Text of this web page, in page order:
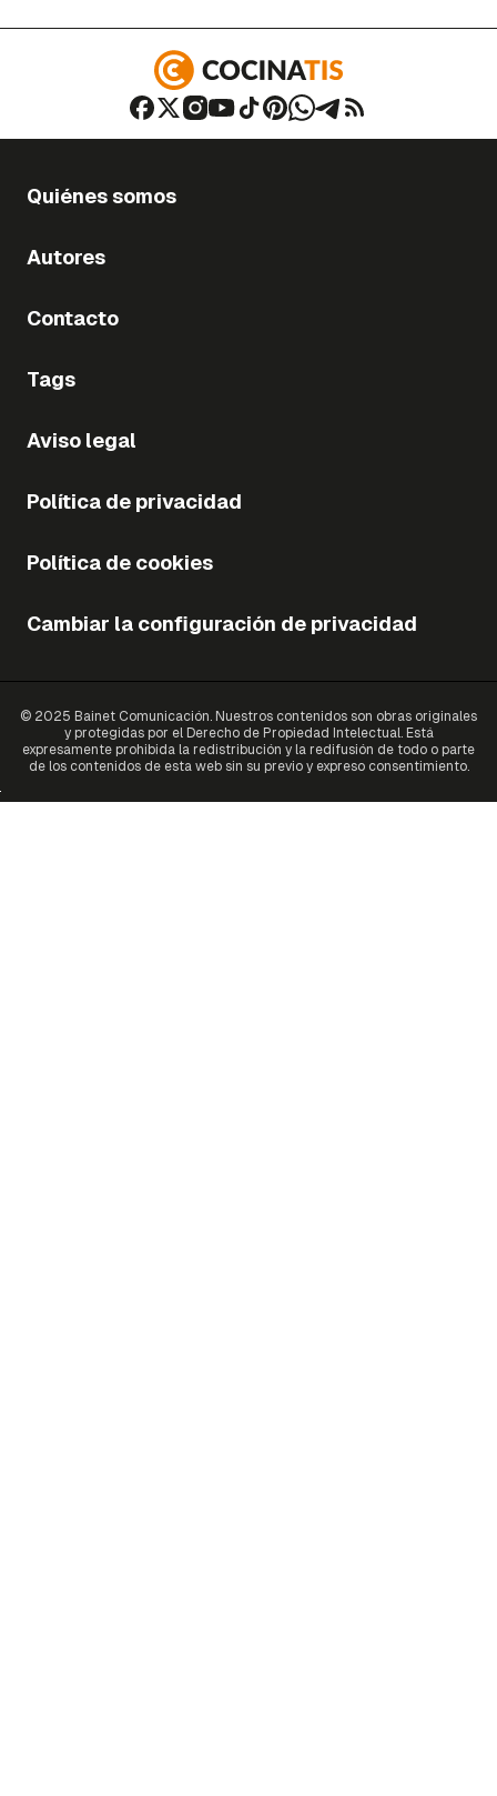
Quiénes somos
Autores
Contacto
Tags
Aviso legal
Política de privacidad
Política de cookies
Cambiar la configuración de privacidad
© 2025 Bainet Comunicación. Nuestros contenidos son obras originales
y protegidas por el Derecho de Propiedad Intelectual. Está
expresamente prohibida la redistribución y la redifusión de todo o parte
de los contenidos de esta web sin su previo y expreso consentimiento.